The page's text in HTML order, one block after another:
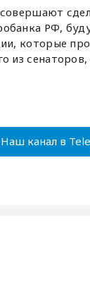
РФ,
которые
из
Наш канал в